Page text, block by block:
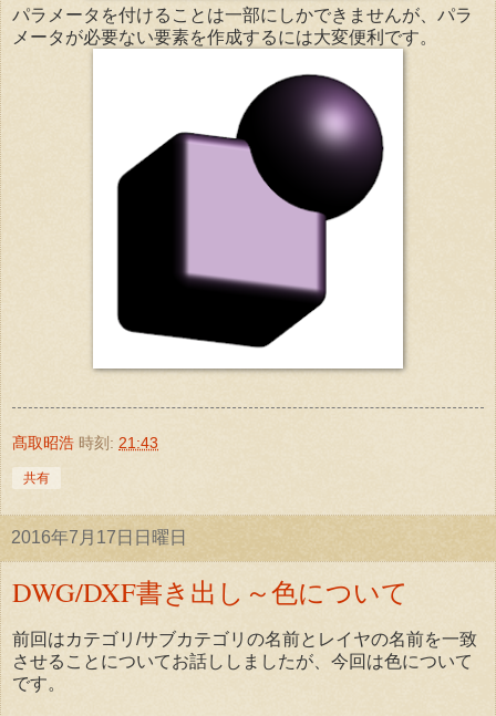
パラメータを付けることは一部にしかできませんが、パラ
メータが必要ない要素を作成するには大変便利です。
髙取昭浩 時刻: 21:43
共有
2016年7月17日日曜日
DWG/DXF書き出し～色について
前回はカテゴリ/サブカテゴリの名前とレイヤの名前を一致
させることについてお話ししましたが、今回は色について
です。